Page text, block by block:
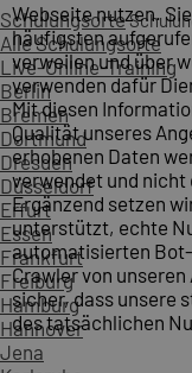
Schulungsorte
Alle Schulungsorte
Live-Online-Training
Berlin
Bremen
Dortmund
Dresden
Düsseldorf
Erfurt
Essen
Frankfurt
Freiburg
Hamburg
Hannover
Jena
Webseite nutzen.
häufigsten
verweilen und über
verwenden dafür
Mit diesen
Qualität unseres
erhobenen Daten
verwendet und
Ergänzend setzen
unterstützt, echte
automatisierten
Crawler von
sicher, dass unsere
des tatsächlichen